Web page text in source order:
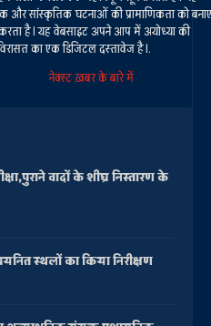
और सांस्कृतिक घटनाओं की प्रामाणिकता को बनाए
करता है। यह वेबसाइट अपने आप में अयोध्या की
का एक डिजिटल दस्तावेज है।.
नेक्स्ट ख़बर के बारे में
वादों के शीघ्र निस्तारण के
स्थलों का किया निरीक्षण